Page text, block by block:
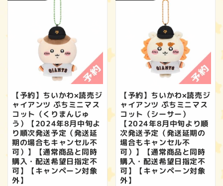
【予約】ちいかわ×読売ジ
ャイアンツ ぷちミニマス
コット（くりまんじゅ
う）【2024年8月中旬よ
り順次発送予定（発送延
期の場合もキャンセル不
可）】【通常商品と同時
購入・配送希望日指定不
可】【キャンペーン対象
外】
【予約】ちいかわ×読売ジ
ャイアンツ ぷちミニマス
コット（シーサー）
【2024年8月中旬より順
次発送予定（発送延期の
場合もキャンセル不
可）】【通常商品と同時
購入・配送希望日指定不
可】【キャンペーン対象
外】